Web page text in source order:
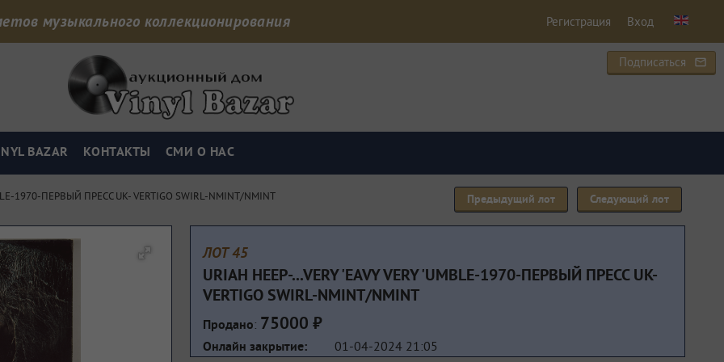
музыкального коллекционирования Регистрация Вход
Подписаться mail_outline
BAZAR КОНТАКТЫ СМИ О НАС
Предыдущий лот Следующий лот
1970-ПЕРВЫЙ ПРЕСС UK- VERTIGO SWIRL-NMINT/NMINT
ЛОТ 45
URIAH HEEP-...VERY 'EAVY VERY 'UMBLE-1970-ПЕРВЫЙ ПРЕСС UK-
VERTIGO SWIRL-NMINT/NMINT
Продано: 75000 ₽
Онлайн закрытие: 01-04-2024 21:05